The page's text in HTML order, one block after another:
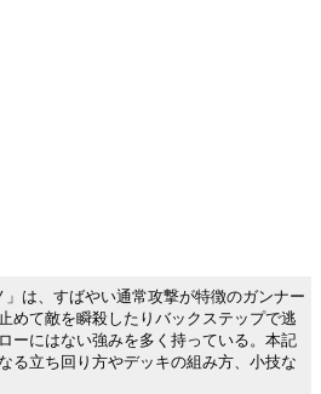
」は、すばやい通常攻撃が特徴のガンナー
めて敵を瞬殺したりバックステップで逃
ーにはない強みを多く持っている。本記
る立ち回り方やデッキの組み方、小技な